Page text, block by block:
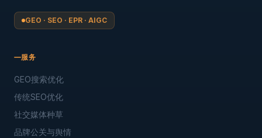
GEO · SEO · EPR · AIGC
服务
GEO搜索优化
传统SEO优化
社交媒体种草
品牌公关与舆情